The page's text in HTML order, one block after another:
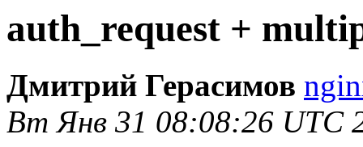
auth_request +
Дмитрий Герасимов
Вт Янв 31 08:08:26 UTC